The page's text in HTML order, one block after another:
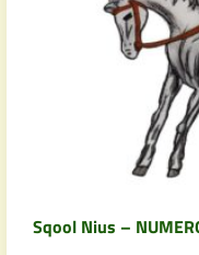
Sqool Nius –